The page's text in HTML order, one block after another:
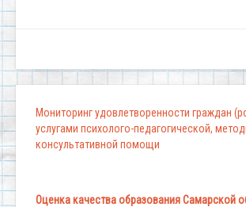
Мониторинг удовлетворенности граждан
услугами психолого-педагогической,
консультативной помощи
Оценка качества образования Самарской